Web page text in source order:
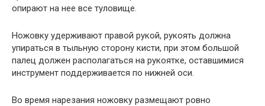
опирают на нее все туловище.
Ножовку удерживают правой рукой, рукоять должна
упираться в тыльную сторону кисти, при этом большой
палец должен располагаться на рукоятке, оставшимися
инструмент поддерживается по нижней оси.
Во время нарезания ножовку размещают ровно